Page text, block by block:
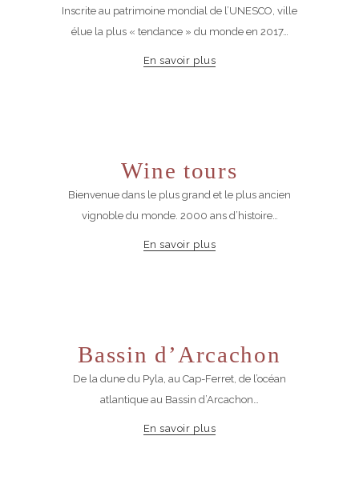
Inscrite au patrimoine mondial de l’UNESCO, ville
élue la plus « tendance » du monde en 2017…
En savoir plus
Wine tours
Bienvenue dans le plus grand et le plus ancien
vignoble du monde. 2000 ans d’histoire…
En savoir plus
Bassin d’Arcachon
De la dune du Pyla, au Cap-Ferret, de l’océan
atlantique au Bassin d’Arcachon…
En savoir plus